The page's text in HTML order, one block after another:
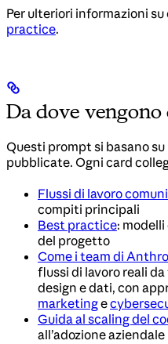
Per ulteriori informazioni
practice.
Da dove vengono
Questi prompt si basano
pubblicate. Ogni card
Flussi di lavoro comuni
compiti principali
Best practice:
del progetto
Come i team di
flussi di lavoro reali
design e dati, con
marketinge
Guida al scaling del
all’adozione aziendale